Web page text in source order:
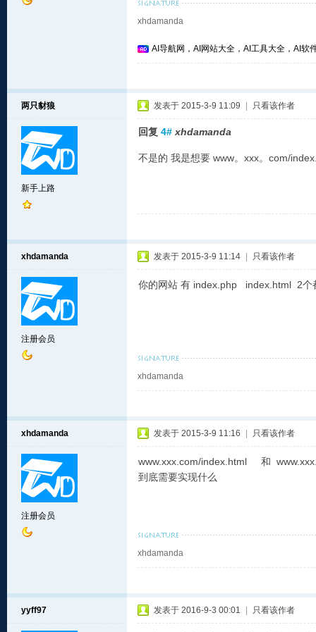
xhdamanda
AI导航网，AI网站大全，AI工具大全，AI软
两只豺狼
新手上路
发表于 2015-3-9 11:09 只看该作者
回复 4# xhdamanda
不是的 我是想要 www。xxx。com/
xhdamanda
注册会员
发表于 2015-3-9 11:14 只看该作者
你的网站 有 index.php index.html 2个
xhdamanda
xhdamanda
注册会员
发表于 2015-3-9 11:16 只看该作者
www.xxx.com/index.html 和
到底需要实现什么
xhdamanda
yyff97 发表于 2016-9-3 00:01 只看该作者